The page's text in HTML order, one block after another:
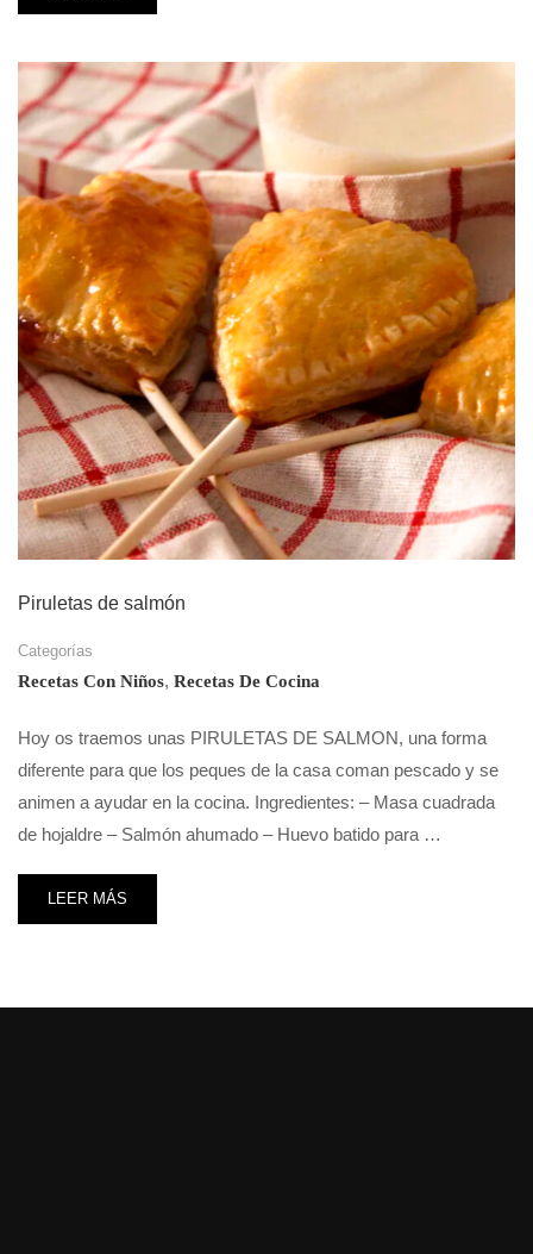
Piruletas de salmón
Categorías
Recetas Con Niños, Recetas De Cocina
Hoy os traemos unas PIRULETAS DE SALMON, una forma
diferente para que los peques de la casa coman pescado y se
animen a ayudar en la cocina. Ingredientes: – Masa cuadrada
de hojaldre – Salmón ahumado – Huevo batido para …
LEER MÁS